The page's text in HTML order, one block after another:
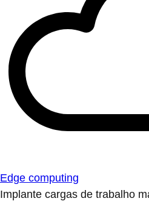
Edge computing
Implante cargas de trabalho